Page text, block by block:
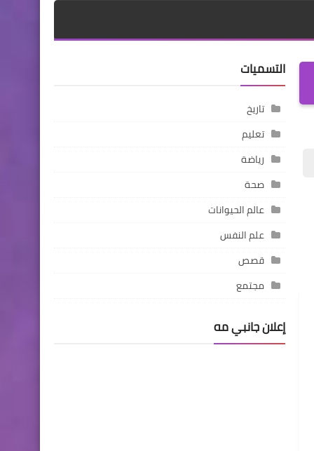
التسميات
تاريخ
تعليم
رياضة
صحة
عالم الحيوانات
علم النفس
قصص
مجتمع
إعلان جانبي مه